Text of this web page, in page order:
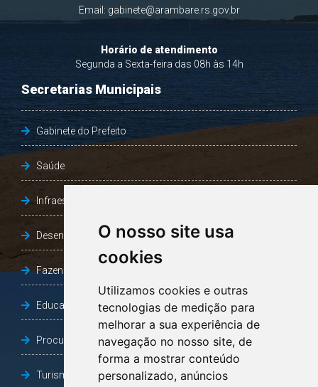
O nosso site usa
cookies
Utilizamos cookies e outras
tecnologias de medição para
melhorar a sua experiência de
navegação no nosso site, de
forma a mostrar conteúdo
personalizado, anúncios
Email: gabinete@arambare.rs.gov.br
Horário de atendimento
Segunda a Sexta-feira das 08h às 14h
Secretarias Municipais
Gabinete do Prefeito
Saúde
Infraestrutura, Agricultura e Meio Ambiente
Desenvolvimento Social
Fazenda e Desenvolvimento Econômico
Educação
Procuradoria Geral do Município
Turismo, Desporto e Cultura